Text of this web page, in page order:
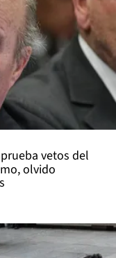
vetos del
olvido